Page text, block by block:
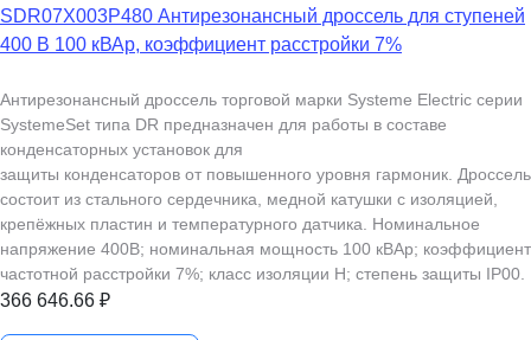
SDR07X003P480 Антирезонансный дроссель для ступеней
400 В 100 кВАр, коэффициент расстройки 7%
Антирезонансный дроссель торговой марки Systeme Electric серии
SystemeSet типа DR предназначен для работы в составе
конденсаторных установок для
защиты конденсаторов от повышенного уровня гармоник. Дроссель
состоит из стального сердечника, медной катушки с изоляцией,
крепёжных пластин и температурного датчика. Номинальное
напряжение 400В; номинальная мощность 100 кВАр; коэффициент
частотной расстройки 7%; класс изоляции H; степень защиты IP00.
366 646.66 ₽